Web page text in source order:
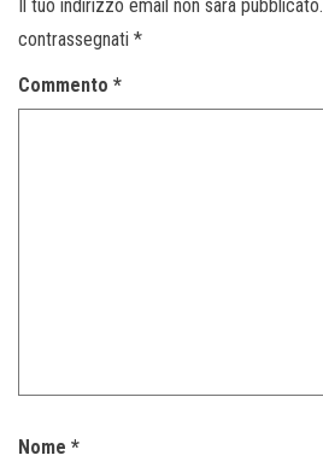
Il tuo indirizzo email non sarà pubblicato.
contrassegnati *
Commento *
Nome *